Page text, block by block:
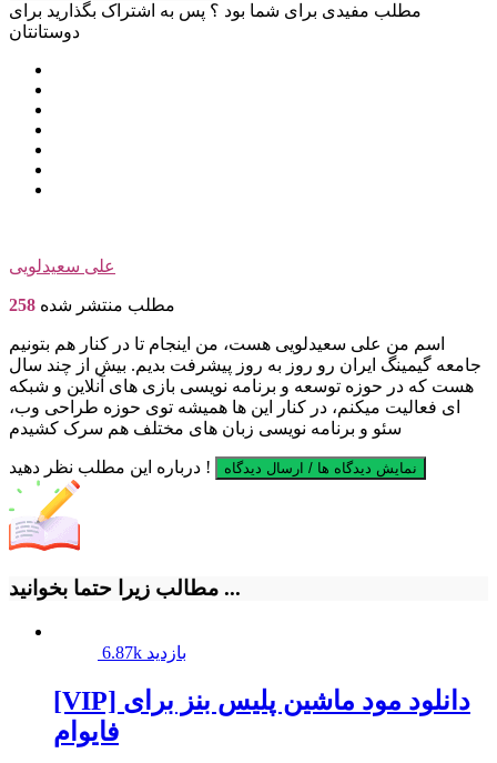
مطلب مفیدی برای شما بود ؟ پس به اشتراک بگذارید برای
دوستانتان
علی سعیدلویی
258 مطلب منتشر شده
اسم من علی سعیدلویی هست، من اینجام تا در کنار هم بتونیم
جامعه گیمینگ ایران رو روز به روز پیشرفت بدیم. بیش از چند سال
هست که در حوزه توسعه و برنامه نویسی بازی های آنلاین و شبکه
ای فعالیت میکنم، در کنار این ها همیشه توی حوزه طراحی وب،
سئو و برنامه نویسی زبان های مختلف هم سرک کشیدم
درباره این مطلب نظر دهید ! نمایش دیدگاه ها / ارسال دیدگاه
مطالب زیرا حتما بخوانید ...
6.87k بازدید
[VIP] دانلود مود ماشین پليس بنز برای
فایوام